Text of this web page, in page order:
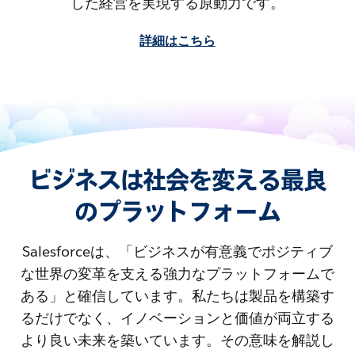
詳細はこちら
ビジネスは社会を変える最良
のプラットフォーム
Salesforceは、「ビジネスが有意義でポジティブ
な世界の変革を支える強力なプラットフォームで
ある」と確信しています。私たちは製品を構築す
るだけでなく、イノベーションと価値が両立する
より良い未来を築いています。その意味を解説し